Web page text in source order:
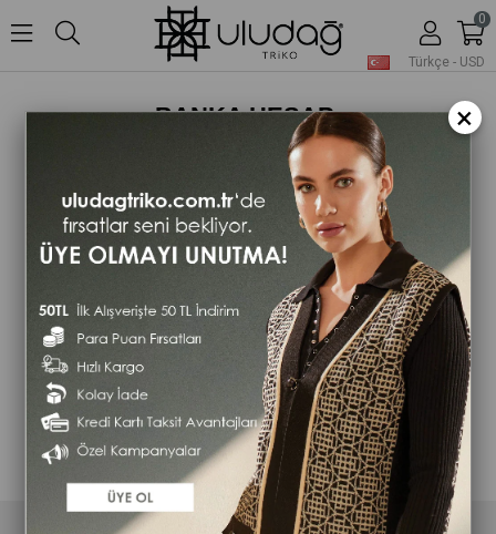
Türkçe - USD
0
BANKA HESAP
BİLGİLERİMİZ
Alışverişinizi tamamlarken
EFT/Havale yöntemi ile ödeme
seçeneğini seçtiyseniz,
aşağıda bilgileri bulunan hesaba
(açıklama kısmına sipariş numaranızı
yazarak) ödemenizi gönderebilirsiniz.
Alıcı Adı: ULUDAĞ TRİKO
KUVEYTTÜRK KATILIM BANKASI -
TRY -DEMİRTAŞ Şube Kodu: 110
Hesap No: 10015194-3
IBAN: TR180020500001001519400003
ALIŞVERİŞ
×